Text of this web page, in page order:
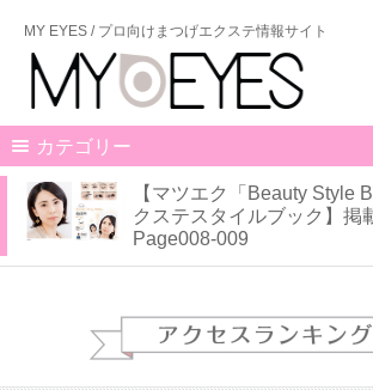
MY EYES / プロ向けまつげエクステ情報サイト
カテゴリー
【マツエク「Beauty Style
クステスタイルブック】掲
Page008-009